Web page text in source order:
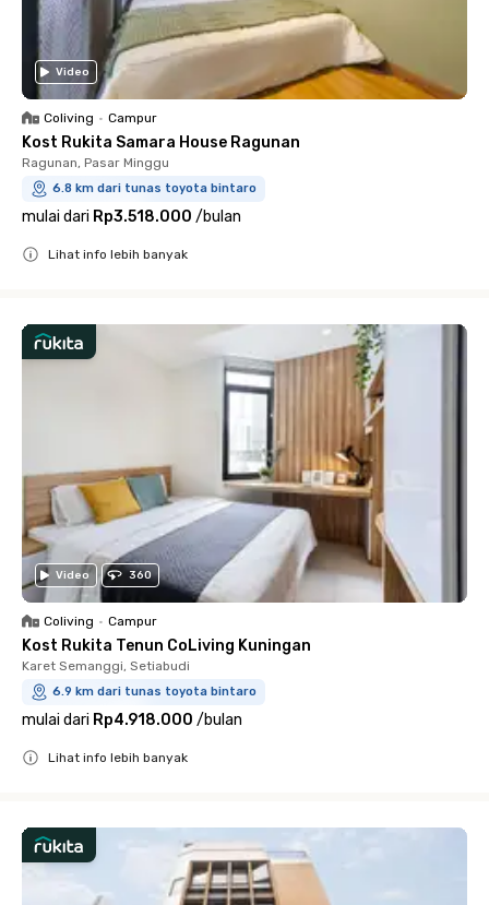
Video
Coliving • Campur
Kost Rukita Samara House Ragunan
Ragunan, Pasar Minggu
6.8 km dari tunas toyota bintaro
mulai dari Rp3.518.000 /bulan
Lihat info lebih banyak
Video 360
Coliving • Campur
Kost Rukita Tenun CoLiving Kuningan
Karet Semanggi, Setiabudi
6.9 km dari tunas toyota bintaro
mulai dari Rp4.918.000 /bulan
Lihat info lebih banyak